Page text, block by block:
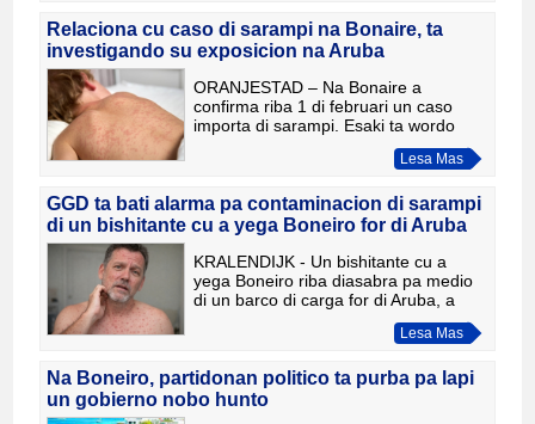
Relaciona cu caso di sarampi na Bonaire, ta
investigando su exposicion na Aruba
ORANJESTAD – Na Bonaire a
confirma riba 1 di februari un caso
importa di sarampi. Esaki ta wordo
informa door di Directie di Salud
Publico Aruba. For di investigacion
Lesa Mas
GGD ta bati alarma pa contaminacion di sarampi
di un bishitante cu a yega Boneiro for di Aruba
KRALENDIJK - Un bishitante cu a
yega Boneiro riba diasabra pa medio
di un barco di carga for di Aruba, a
resulta di tin sarampi. GGD Boneiro y
Fundashon Mariadal a tuma medida
Lesa Mas
Na Boneiro, partidonan politico ta purba pa lapi
un gobierno nobo hunto